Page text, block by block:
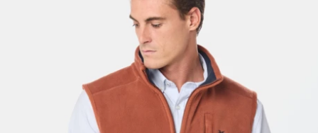
Envíos, cambios y devoluciones